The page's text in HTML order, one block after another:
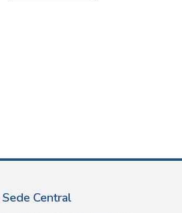
Central